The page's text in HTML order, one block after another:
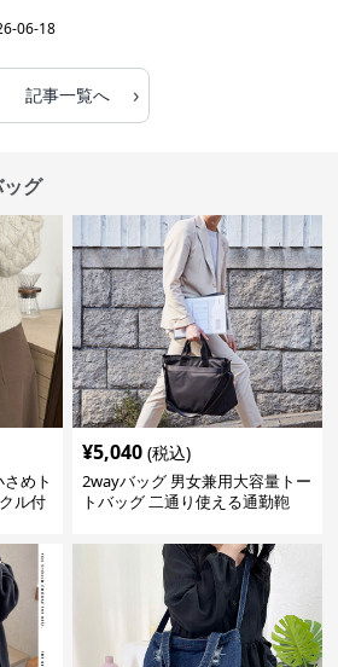
06-18
記事一覧へ ›
グ
めト
ル付
¥5,040 (税込)
2wayバッグ 男女兼用大容量トー
トバッグ 二通り使える通勤鞄